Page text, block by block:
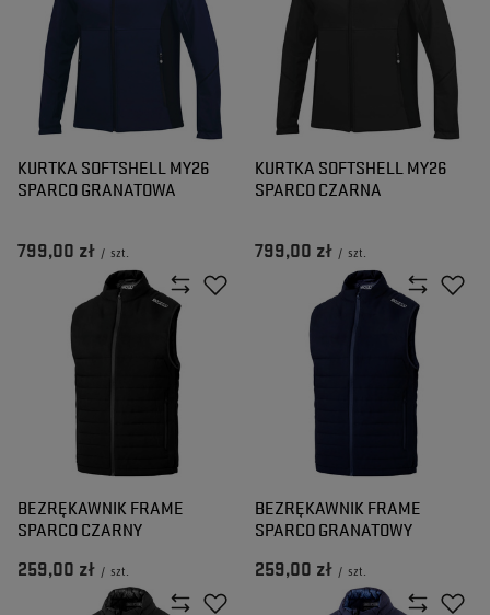
KURTKA SOFTSHELL MY26
SPARCO GRANATOWA
799,00 zł / szt.
KURTKA SOFTSHELL MY26
SPARCO CZARNA
799,00 zł / szt.
BEZRĘKAWNIK FRAME
SPARCO CZARNY
259,00 zł / szt.
BEZRĘKAWNIK FRAME
SPARCO GRANATOWY
259,00 zł / szt.